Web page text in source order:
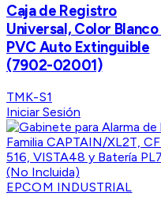
Caja de Registro
Universal, Color
PVC Auto Extinguible
(7902-02001)
TMK-S1
Iniciar Sesión
EPCOM INDUSTRIAL